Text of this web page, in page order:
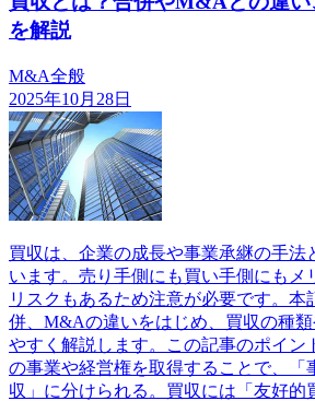
を解説
M&A全般
2025年10月28日
買収は、企業の成長や事業承継の手法
います。売り手側にも買い手側にもメ
リスクもあるため注意が必要です。本
併、M&Aの違いをはじめ、買収の種
やすく解説します。この記事のポイン
の事業や経営権を取得することで、「
収」に分けられる。買収には「友好的